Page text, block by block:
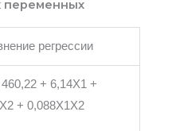
переменных
регрессии
+ 6,14X1 +
+ 0,088X1X2